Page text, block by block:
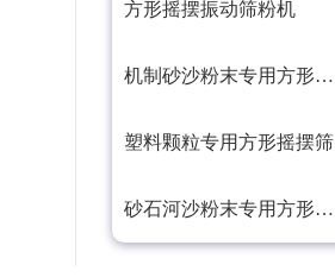
方形摇摆振动筛粉机
机制砂沙粉末专用方形摇摆筛
塑料颗粒专用方形摇摆筛
砂石河沙粉末专用方形摇摆筛